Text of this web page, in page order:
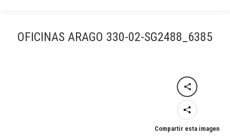
OFICINAS ARAGO 330-02-SG2488_6385
Compartir esta imagen